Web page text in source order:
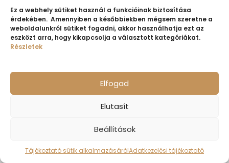
Ez a webhely sütiket használ a funkcióinak biztosítása
érdekében. Amennyiben a későbbiekben mégsem szeretne a
weboldalunkról sütiket fogadni, akkor használhatja ezt az
eszközt arra, hogy kikapcsolja a választott kategóriákat.
Részletek
Elfogad
Elutasít
Beállítások
Tájékoztató sütik alkalmazásárólAdatkezelési tájékoztató
14K női sárga arany gyűrű cirkónia kővel
Eljegyzési gyűrű , Női ékszer Női arany ékszer
Női arany gyűrű
128.040Ft